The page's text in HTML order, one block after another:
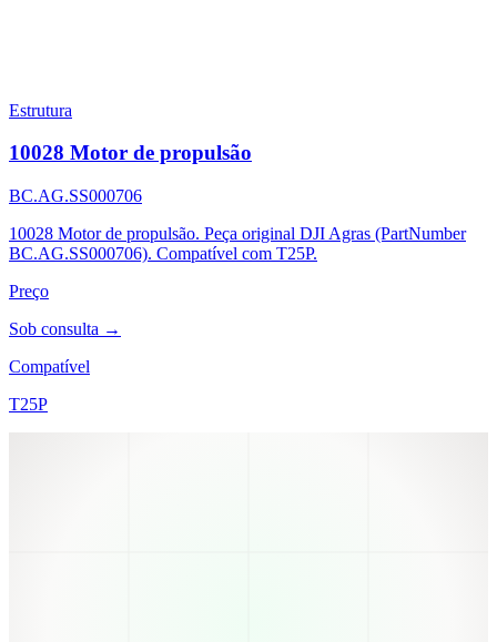
Estrutura
10028 Motor de propulsão
BC.AG.SS000706
10028 Motor de propulsão. Peça original DJI Agras (PartNumber
BC.AG.SS000706). Compatível com T25P.
Preço
Sob consulta →
Compatível
T25P